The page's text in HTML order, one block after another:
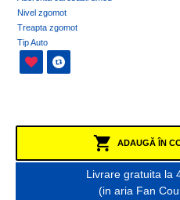
Nivel zgomot
Treapta zgomot
Tip Auto
ADAUGĂ ÎN
Livrare gratuita la
(in aria Fan